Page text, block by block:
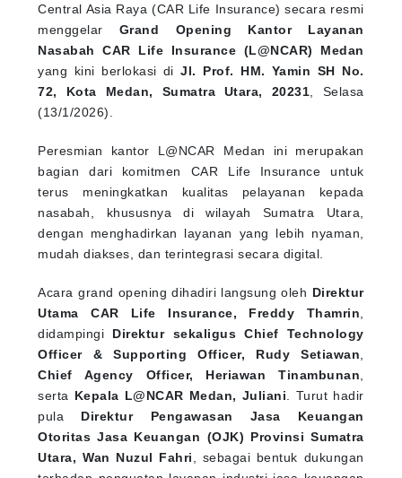
Central Asia Raya (CAR Life Insurance) secara resmi
menggelar Grand Opening Kantor Layanan
Nasabah CAR Life Insurance (L@NCAR) Medan
yang kini berlokasi di
Jl. Prof. HM. Yamin SH No.
72, Kota Medan, Sumatra Utara, 20231
, Selasa
(13/1/2026).
Peresmian kantor L@NCAR Medan ini merupakan
bagian dari komitmen CAR Life Insurance untuk
terus meningkatkan kualitas pelayanan kepada
nasabah, khususnya di wilayah Sumatra Utara,
dengan menghadirkan layanan yang lebih nyaman,
mudah diakses, dan terintegrasi secara digital.
Acara grand opening dihadiri langsung oleh Direktur
Utama CAR Life Insurance, Freddy Thamrin
didampingi Direktur sekaligus Chief Technology
Officer & Supporting Officer, Rudy Setiawan
Chief Agency Officer, Heriawan Tinambunan
serta Kepala L@NCAR Medan, Juliani . Turut hadir
pula Direktur Pengawasan Jasa Keuangan
Otoritas Jasa Keuangan (OJK) Provinsi Sumatra
Utara, Wan Nuzul Fahri
, sebagai bentuk dukungan